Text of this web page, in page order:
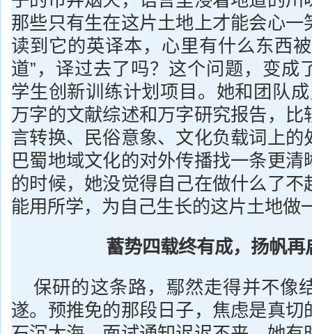
那些只有生在这片土地上才能会心一
读到它的英译本，心里有什么东西
道”，译过去了吗？这个问题，变成
学生创新训练计划项目。她和团队
万字的文献综述和万字研究报告，比
言转换、民俗意象、文化负载词上的
巴蜀地域文化的对外传播找一条更清
的时候，她没觉得自己在做什么了不
能用所学，为自己生长的这片土地做
蓄势四载终有成，扬帆再
保研的这条路，鄢然走得并不像
遂。预推免的那段日子，焦虑是真切